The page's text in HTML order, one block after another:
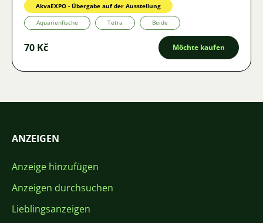
AkvaEXPO - Übergabe auf der Ausstellung
Aquarienfische Tetra Beide
70 Kč Möchte kaufen
ANZEIGEN
Anzeige hinzufügen
Anzeigen durchsuchen
Lieblingsanzeigen